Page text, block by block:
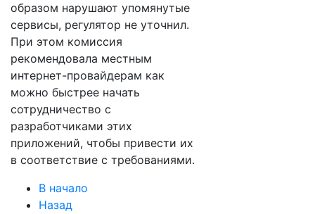
образом нарушают упомянутые
сервисы, регулятор не уточнил.
При этом комиссия
рекомендовала местным
интернет-провайдерам как
можно быстрее начать
сотрудничество с
разработчиками этих
приложений, чтобы привести их
в соответствие с требованиями.
В начало
Назад